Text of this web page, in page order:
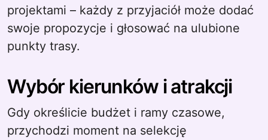
projektami – każdy z przyjaciół może dodać
swoje propozycje i głosować na ulubione
punkty trasy.
Wybór kierunków i atrakcji
Gdy określicie budżet i ramy czasowe,
przychodzi moment na selekcję